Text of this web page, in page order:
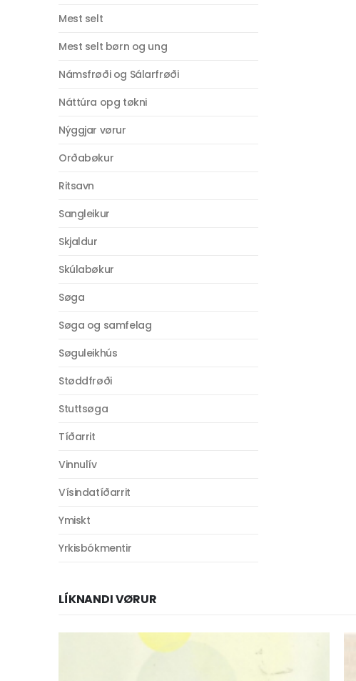
Mest selt
Mest selt børn og ung
Námsfrøði og Sálarfrøði
Náttúra opg tøkni
Nýggjar vørur
Orðabøkur
Ritsavn
Sangleikur
Skjaldur
Skúlabøkur
Søga
Søga og samfelag
Søguleikhús
Støddfrøði
Stuttsøga
Tíðarrit
Vinnulív
Vísindatíðarrit
Ymiskt
Yrkisbókmentir
LÍKNANDI VØRUR